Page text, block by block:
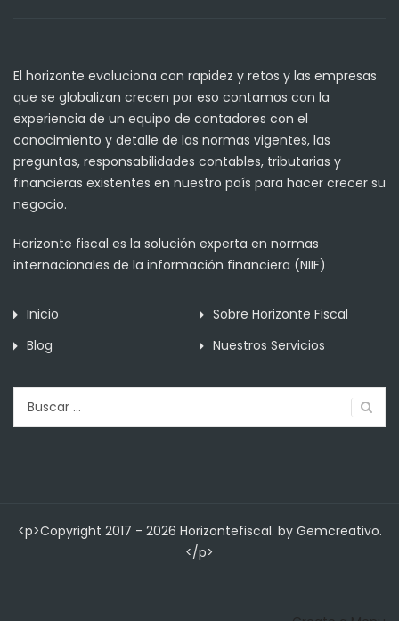
El horizonte evoluciona con rapidez y retos y las empresas
que se globalizan crecen por eso contamos con la
experiencia de un equipo de contadores con el
conocimiento y detalle de las normas vigentes, las
preguntas, responsabilidades contables, tributarias y
financieras existentes en nuestro país para hacer crecer su
negocio.
Horizonte fiscal es la solución experta en normas
internacionales de la información financiera (NIIF)
Inicio
Sobre Horizonte Fiscal
Blog
Nuestros Servicios
<p>Copyright 2017 - 2026 Horizontefiscal. by Gemcreativo.
</p>